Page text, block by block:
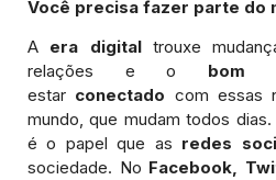
Você precisa fazer parte do
A era digitaltrouxe
relações e o bom
estar conectado com essas
mundo, que mudam todos
é o papel que as redes
sociedade. No Facebook,